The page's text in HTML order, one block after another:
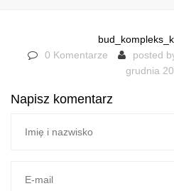
0 Komentarze
posted
grudnia
Napisz komentarz